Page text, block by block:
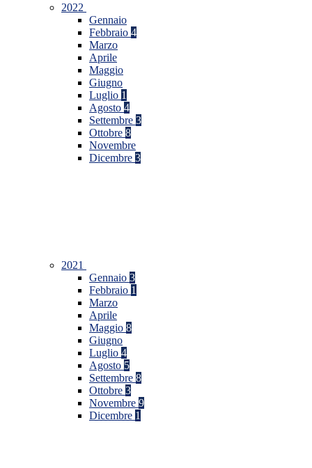
2022
Gennaio
Febbraio 4
Marzo
Aprile
Maggio
Giugno
Luglio 1
Agosto 4
Settembre 3
Ottobre 8
Novembre
Dicembre 3
2021
Gennaio 3
Febbraio 1
Marzo
Aprile
Maggio 8
Giugno
Luglio 4
Agosto 5
Settembre 8
Ottobre 3
Novembre 9
Dicembre 1